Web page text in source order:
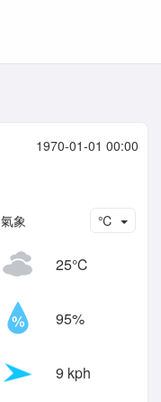
1970-01-01 00:00
氣象 ℃
25℃
95%
9 kph